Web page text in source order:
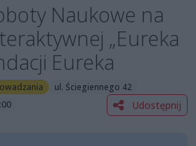
Naukowe na
„Eureka
Eureka
ul. Ściegiennego 42
Udostępnij